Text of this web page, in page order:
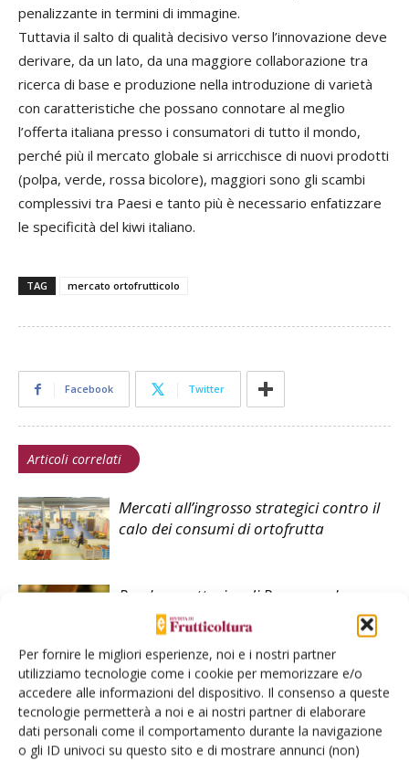
Per fornire le migliori esperienze, noi e i nostri partner
utilizziamo tecnologie come i cookie per memorizzare e/o
accedere alle informazioni del dispositivo. Il consenso a queste
tecnologie permetterà a noi e ai nostri partner di elaborare
dati personali come il comportamento durante la navigazione
o gli ID univoci su questo sito e di mostrare annunci (non)
penalizzante in termini di immagine.
Tuttavia il salto di qualità decisivo verso l’innovazione deve
derivare, da un lato, da una maggiore collaborazione tra
ricerca di base e produzione nella introduzione di varietà
con caratteristiche che possano connotare al meglio
l’offerta italiana presso i consumatori di tutto il mondo,
perché più il mercato globale si arricchisce di nuovi prodotti
(polpa, verde, rossa bicolore), maggiori sono gli scambi
complessivi tra Paesi e tanto più è necessario enfatizzare
le specificità del kiwi italiano.
TAG mercato ortofrutticolo
Facebook Twitter
Articoli correlati
Mercati all’ingrosso strategici contro il
calo dei consumi di ortofrutta
Pesche e nettarine di Romagna Igp:
strategico il localismo
Mercati all’ingrosso: ok, il prezzo è
giusto